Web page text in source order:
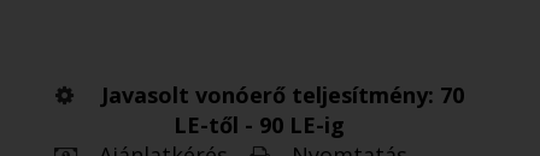
Javasolt vonóerő teljesítmény: 70
LE-től - 90 LE-ig